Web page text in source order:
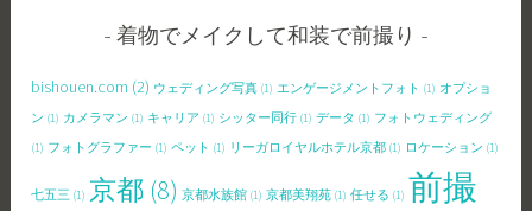
着物でメイクして和装で前撮り
bishouen.com (2) ウェディング写真 (1) エンゲージメントフォト (1) オプショ
ン (1) カメラマン (1) キャリア (1) シッター同行 (1) データ (1) フォトウェディング
(1) フォトグラファー (1) ペット (1) リーガロイヤルホテル京都 (1) ロケーション (1)
七五三 (1) 京都 (8) 京都水族館 (1) 京都美翔苑 (1) 任せる (1) 前撮